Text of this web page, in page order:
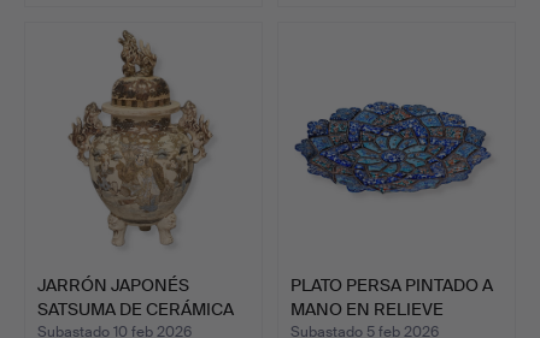
JARRÓN JAPONÉS
SATSUMA DE CERÁMICA
ESMALTA…
Subastado 10 feb 2026
PLATO PERSA PINTADO A
MANO EN RELIEVE
MART…
Subastado 5 feb 2026